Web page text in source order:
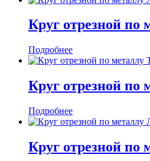
Круг отрезной по
Подробнее
Круг отрезной по
Подробнее
Круг отрезной по